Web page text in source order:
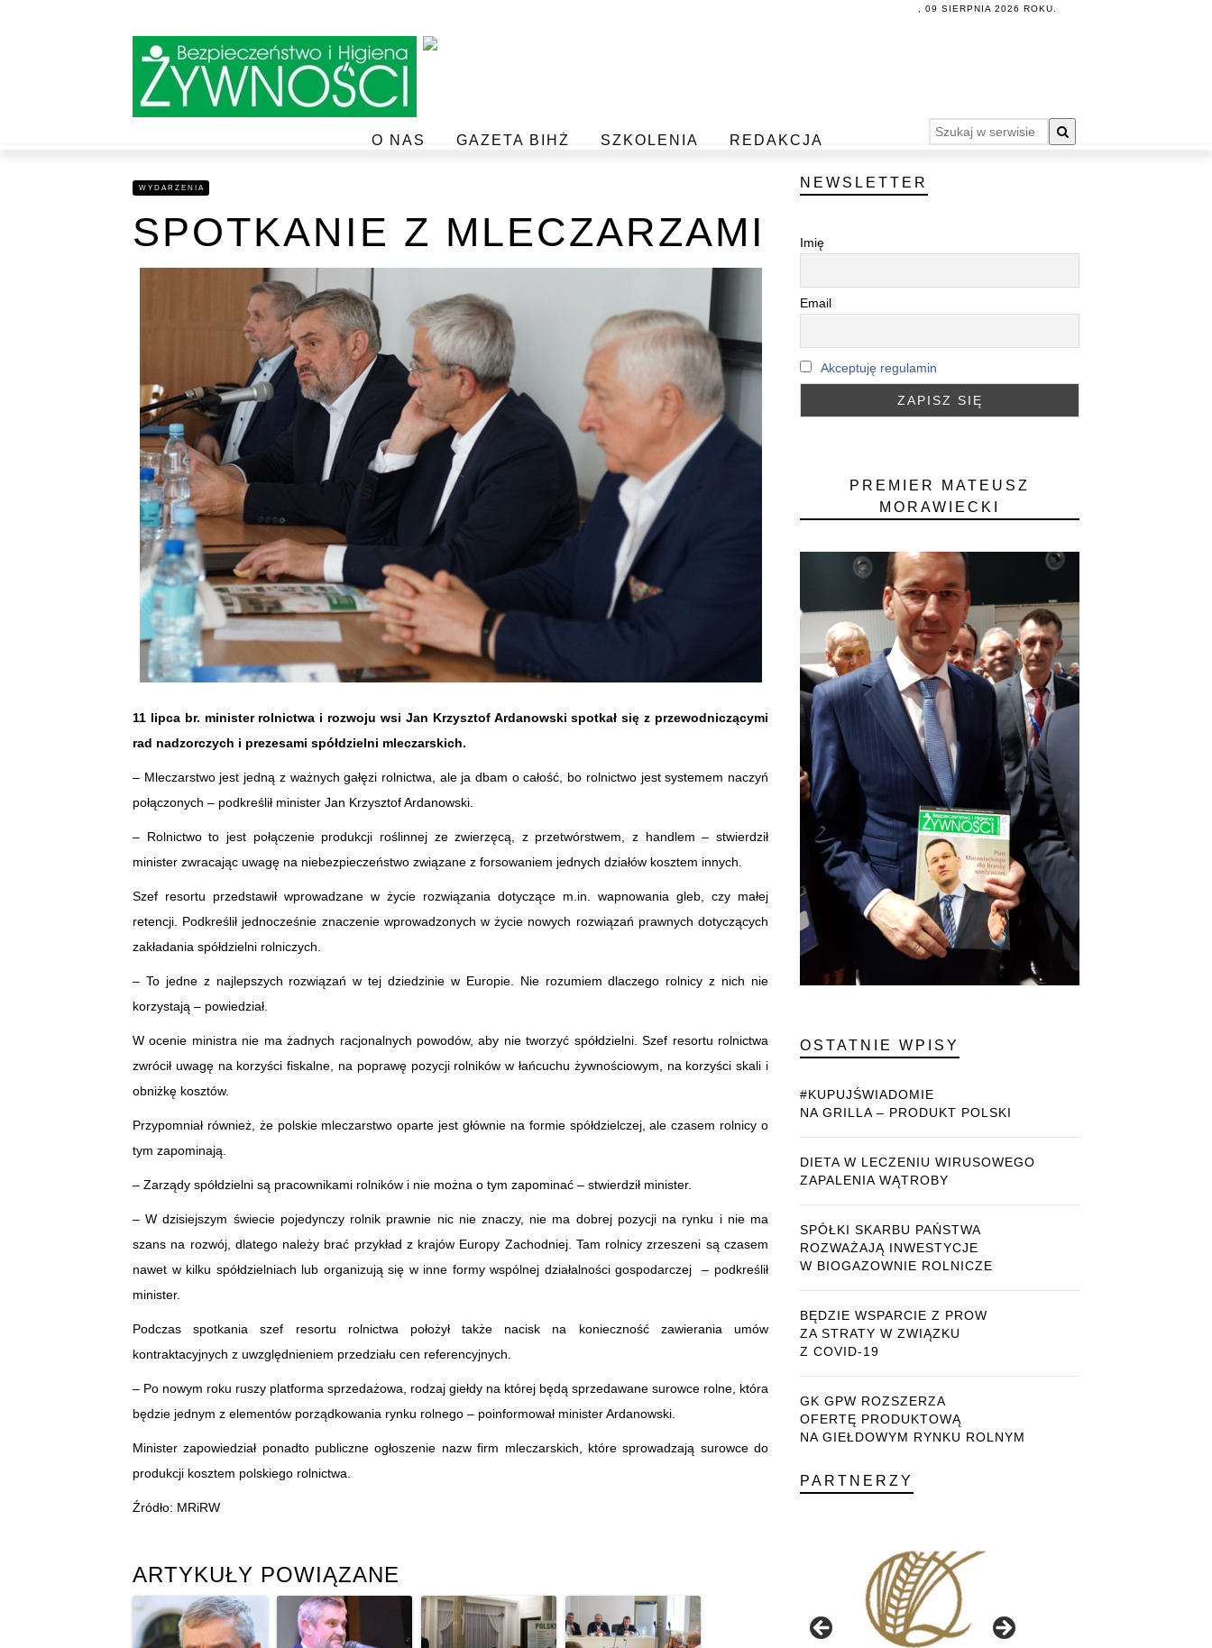
, 09 SIERPNIA 2026 ROKU.
O NAS GAZETA BIHŻ SZKOLENIA REDAKCJA
WYDARZENIA
SPOTKANIE Z MLECZARZAMI
11 lipca br. minister rolnictwa i rozwoju wsi Jan Krzysztof Ardanowski spotkał się z przewodniczącymi
rad nadzorczych i prezesami spółdzielni mleczarskich.
– Mleczarstwo jest jedną z ważnych gałęzi rolnictwa, ale ja dbam o całość, bo rolnictwo jest systemem naczyń
połączonych – podkreślił minister Jan Krzysztof Ardanowski.
– Rolnictwo to jest połączenie produkcji roślinnej ze zwierzęcą, z przetwórstwem, z handlem – stwierdził
minister zwracając uwagę na niebezpieczeństwo związane z forsowaniem jednych działów kosztem innych.
Szef resortu przedstawił wprowadzane w życie rozwiązania dotyczące m.in. wapnowania gleb, czy małej
retencji. Podkreślił jednocześnie znaczenie wprowadzonych w życie nowych rozwiązań prawnych dotyczących
zakładania spółdzielni rolniczych.
– To jedne z najlepszych rozwiązań w tej dziedzinie w Europie. Nie rozumiem dlaczego rolnicy z nich nie
korzystają – powiedział.
W ocenie ministra nie ma żadnych racjonalnych powodów, aby nie tworzyć spółdzielni. Szef resortu rolnictwa
zwrócił uwagę na korzyści fiskalne, na poprawę pozycji rolników w łańcuchu żywnościowym, na korzyści skali i
obniżkę kosztów.
Przypomniał również, że polskie mleczarstwo oparte jest głównie na formie spółdzielczej, ale czasem rolnicy o
tym zapominają.
– Zarządy spółdzielni są pracownikami rolników i nie można o tym zapominać – stwierdził minister.
– W dzisiejszym świecie pojedynczy rolnik prawnie nic nie znaczy, nie ma dobrej pozycji na rynku i nie ma
szans na rozwój, dlatego należy brać przykład z krajów Europy Zachodniej. Tam rolnicy zrzeszeni są czasem
nawet w kilku spółdzielniach lub organizują się w inne formy wspólnej działalności gospodarczej – podkreślił
minister.
Podczas spotkania szef resortu rolnictwa położył także nacisk na konieczność zawierania umów
kontraktacyjnych z uwzględnieniem przedziału cen referencyjnych.
– Po nowym roku ruszy platforma sprzedażowa, rodzaj giełdy na której będą sprzedawane surowce rolne, która
będzie jednym z elementów porządkowania rynku rolnego – poinformował minister Ardanowski.
Minister zapowiedział ponadto publiczne ogłoszenie nazw firm mleczarskich, które sprowadzają surowce do
produkcji kosztem polskiego rolnictwa.
Źródło: MRiRW
ARTYKUŁY POWIĄZANE
NEWSLETTER
Imię
Email
Akceptuję regulamin
PREMIER MATEUSZ
MORAWIECKI
OSTATNIE WPISY
#KUPUJŚWIADOMIE
NA GRILLA – PRODUKT POLSKI
DIETA W LECZENIU WIRUSOWEGO
ZAPALENIA WĄTROBY
SPÓŁKI SKARBU PAŃSTWA
ROZWAŻAJĄ INWESTYCJE
W BIOGAZOWNIE ROLNICZE
BĘDZIE WSPARCIE Z PROW
ZA STRATY W ZWIĄZKU
Z COVID-19
GK GPW ROZSZERZA
OFERTĘ PRODUKTOWĄ
NA GIEŁDOWYM RYNKU ROLNYM
PARTNERZY